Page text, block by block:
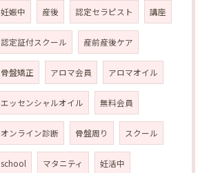
妊娠中 産後 認定セラピスト 講座
認定証付スクール 産前産後ケア
骨盤矯正 アロマ会員 アロマオイル
エッセンシャルオイル 無料会員
オンライン診断 骨盤周り スクール
school マタニティ 妊活中